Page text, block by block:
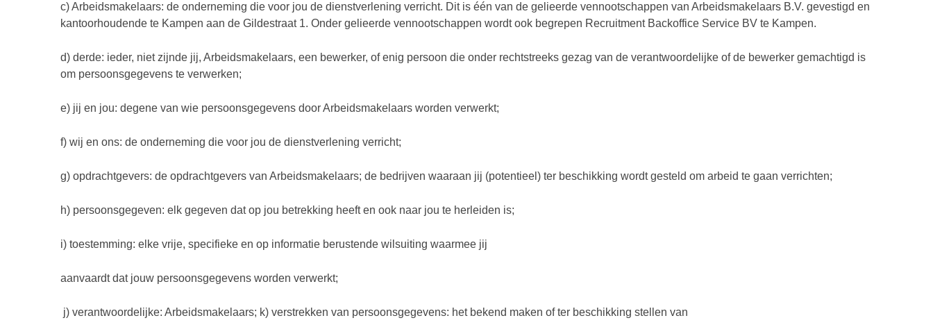
c) Arbeidsmakelaars: de onderneming die voor jou de dienstverlening verricht. Dit is één van de gelieerde vennootschappen van Arbeidsmakelaars B.V. gevestigd en
kantoorhoudende te Kampen aan de Gildestraat 1. Onder gelieerde vennootschappen wordt ook begrepen Recruitment Backoffice Service BV te Kampen.
d) derde: ieder, niet zijnde jij, Arbeidsmakelaars, een bewerker, of enig persoon die onder rechtstreeks gezag van de verantwoordelijke of de bewerker gemachtigd is
om persoonsgegevens te verwerken;
e) jij en jou: degene van wie persoonsgegevens door Arbeidsmakelaars worden verwerkt;
f) wij en ons: de onderneming die voor jou de dienstverlening verricht;
g) opdrachtgevers: de opdrachtgevers van Arbeidsmakelaars; de bedrijven waaraan jij (potentieel) ter beschikking wordt gesteld om arbeid te gaan verrichten;
h) persoonsgegeven: elk gegeven dat op jou betrekking heeft en ook naar jou te herleiden is;
i) toestemming: elke vrije, specifieke en op informatie berustende wilsuiting waarmee jij
aanvaardt dat jouw persoonsgegevens worden verwerkt;
j) verantwoordelijke: Arbeidsmakelaars; k) verstrekken van persoonsgegevens: het bekend maken of ter beschikking stellen van